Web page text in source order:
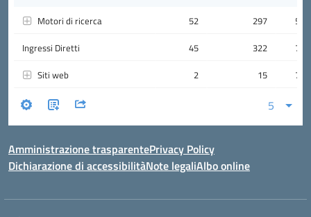
Amministrazione trasparentePrivacy Policy
Dichiarazione di accessibilitàNote legaliAlbo online